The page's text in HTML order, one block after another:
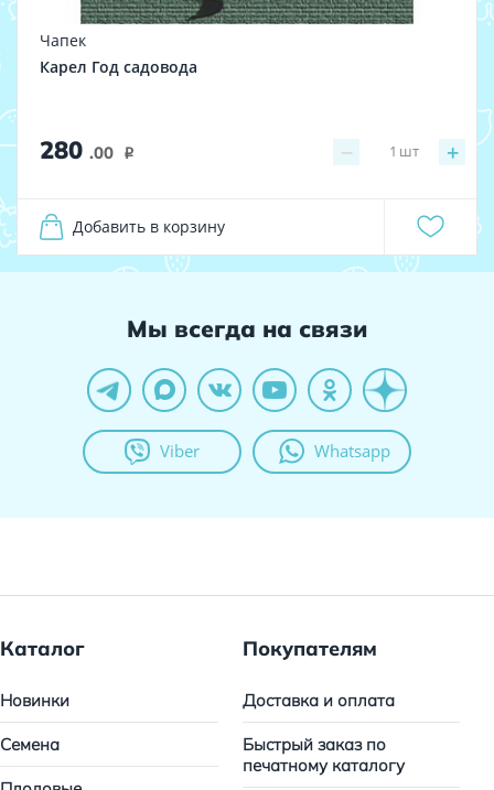
Чапек
Карел Год садовода
280 .00 i − +
1 шт
Добавить в корзину
Мы всегда на связи
Viber Whatsapp
Каталог
Новинки
Семена
Покупателям
Доставка и оплата
Быстрый заказ по
печатному каталогу